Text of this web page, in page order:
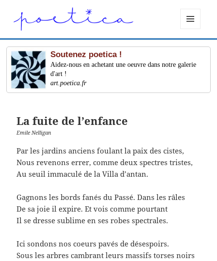
ET
WIDGETS
Soutenez poetica !
Aidez-nous en achetant une oeuvre dans notre galerie
d'art !
art.poetica.fr
La fuite de l’enfance
Emile Nelligan
Par les jardins anciens foulant la paix des cistes,
Nous revenons errer, comme deux spectres tristes,
Au seuil immaculé de la Villa d’antan.
Gagnons les bords fanés du Passé. Dans les râles
De sa joie il expire. Et vois comme pourtant
Il se dresse sublime en ses robes spectrales.
Ici sondons nos coeurs pavés de désespoirs.
Sous les arbres cambrant leurs massifs torses noirs